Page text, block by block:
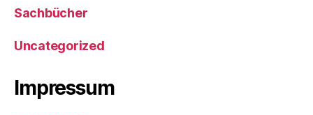
Sachbücher
Uncategorized
Impressum